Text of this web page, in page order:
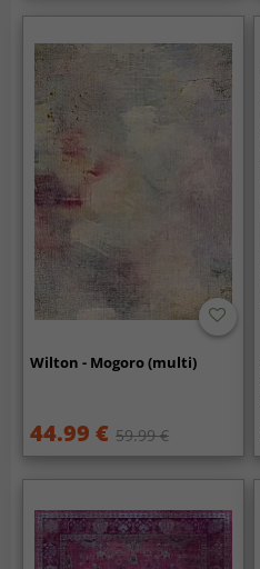
Wilton - Mogoro (multi)
44.99 € 59.99 €